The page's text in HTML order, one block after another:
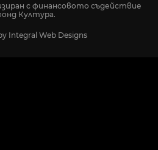
с финансовото съдействие
Култура.
Integral Web Designs